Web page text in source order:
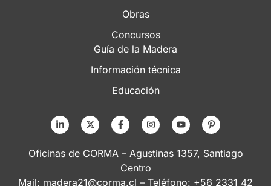
Obras
Concursos
Guía de la Madera
Información técnica
Educación
Oficinas de CORMA – Agustinas 1357, Santiago
Centro
Mail: madera21@corma.cl – Teléfono: +56 2331 42